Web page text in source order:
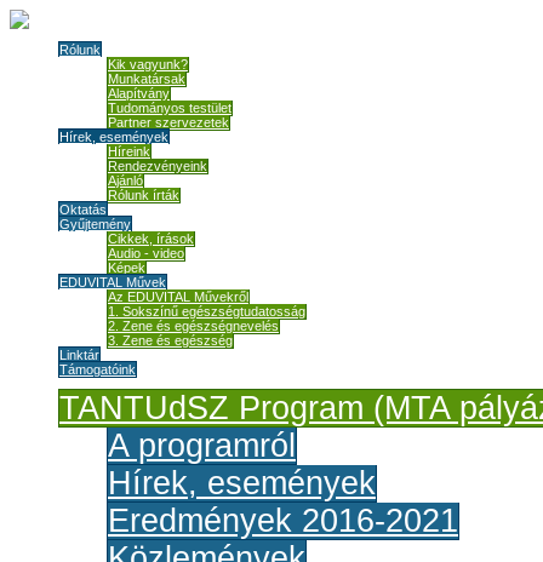
Rólunk
Kik vagyunk?
Munkatársak
Alapítvány
Tudományos testület
Partner szervezetek
Hírek, események
Híreink
Rendezvényeink
Ajánló
Rólunk írták
Oktatás
Gyűjtemény
Cikkek, írások
Audio - video
Képek
EDUVITAL Művek
Az EDUVITAL Művekről
1. Sokszínű egészségtudatosság
2. Zene és egészségnevelés
3. Zene és egészség
Linktár
Támogatóink
TANTUdSZ Program (MTA
A programról
Hírek, események
Eredmények 2016-2021